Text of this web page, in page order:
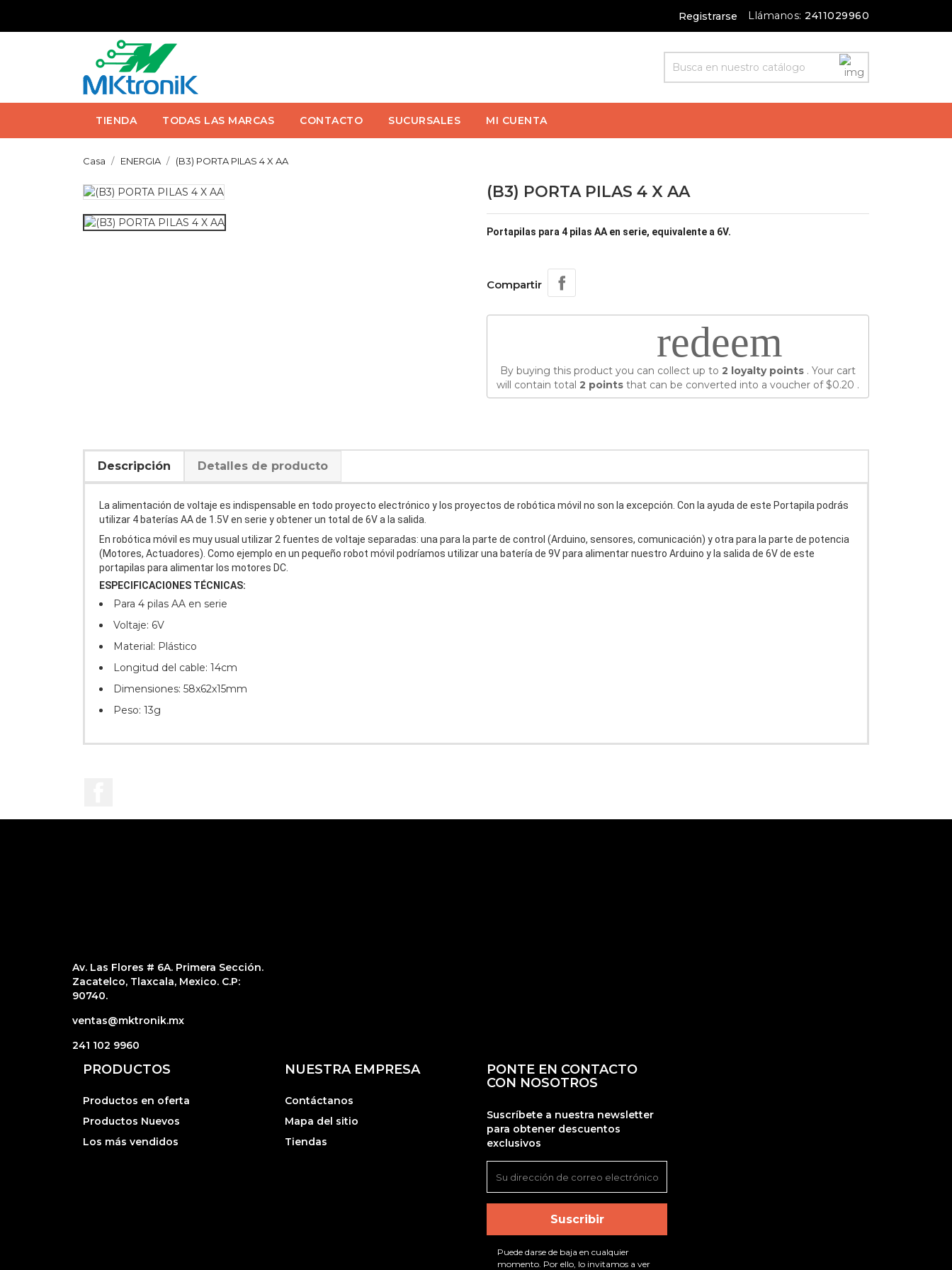
Registrarse Llámanos: 2411029960
TIENDA TODAS LAS MARCAS CONTACTO SUCURSALES MI CUENTA
Casa ENERGIA (B3) PORTA PILAS 4 X AA
(B3) PORTA PILAS 4 X AA
Portapilas para 4 pilas AA en serie, equivalente a 6V.
Compartir
redeem
By buying this product you can collect up to 2 loyalty points . Your cart
will contain total 2 points that can be converted into a voucher of$0.20 .
Descripción Detalles de producto
La alimentación de voltaje es indispensable en todo proyecto electrónico y los proyectos de robótica móvil no son la excepción. Con la ayuda de este Portapila podrás
utilizar 4 baterías AA de 1.5V en serie y obtener un total de 6V a la salida.
En robótica móvil es muy usual utilizar 2 fuentes de voltaje separadas: una para la parte de control (Arduino, sensores, comunicación) y otra para la parte de potencia
(Motores, Actuadores). Como ejemplo en un pequeño robot móvil podríamos utilizar una batería de 9V para alimentar nuestro Arduino y la salida de 6V de este
portapilas para alimentar los motores DC.
ESPECIFICACIONES TÉCNICAS:
Para 4 pilas AA en serie
Voltaje: 6V
Material: Plástico
Longitud del cable: 14cm
Dimensiones: 58x62x15mm
Peso: 13g
Av. Las Flores # 6A. Primera Sección.
Zacatelco, Tlaxcala, Mexico. C.P:
90740.
ventas@mktronik.mx
241 102 9960
PRODUCTOS
Productos en oferta
Productos Nuevos
Los más vendidos
NUESTRA EMPRESA
Contáctanos
Mapa del sitio
Tiendas
PONTE EN CONTACTO
CON NOSOTROS
Suscríbete a nuestra newsletter
para obtener descuentos
exclusivos
Puede darse de baja en cualquier
momento. Por ello, lo invitamos a ver